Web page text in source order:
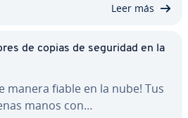
Leer más
de copias de seguridad en la
manera fiable en la nube! Tus
manos con…